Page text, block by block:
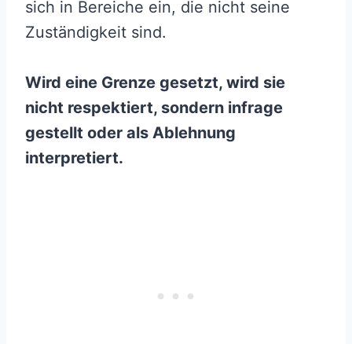
sich in Bereiche ein, die nicht seine
Zuständigkeit sind.
Wird eine Grenze gesetzt, wird sie
nicht respektiert, sondern infrage
gestellt oder als Ablehnung
interpretiert.